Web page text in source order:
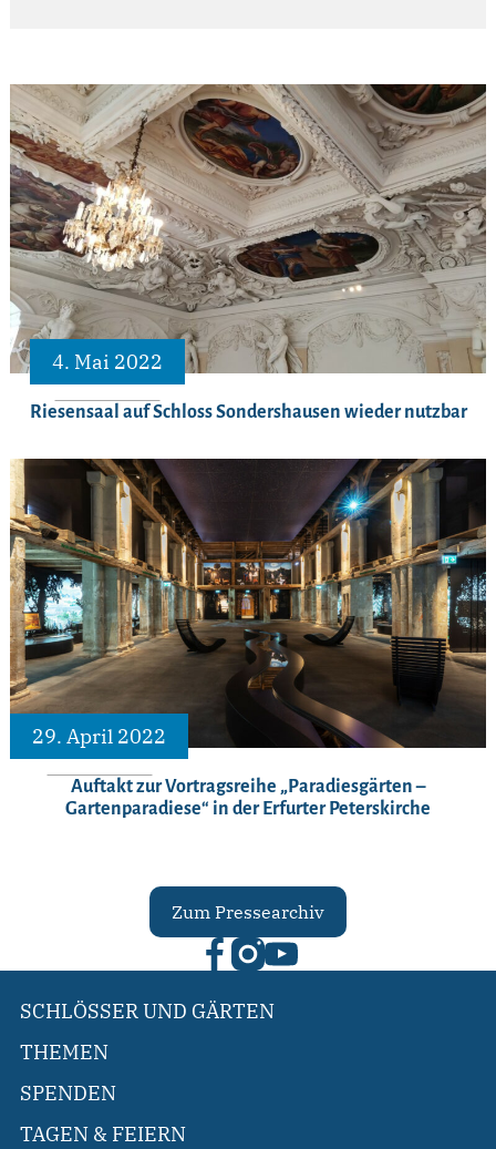
4. Mai 2022
Riesensaal auf Schloss Sondershausen wieder nutzbar
29. April 2022
Auftakt zur Vortragsreihe „Paradiesgärten –
Gartenparadiese“ in der Erfurter Peterskirche
Zum Pressearchiv
SCHLÖSSER UND GÄRTEN
THEMEN
SPENDEN
TAGEN & FEIERN